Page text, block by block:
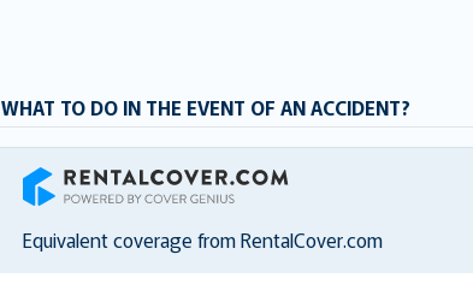
WHAT TO DO IN THE EVENT OF AN ACCIDENT?
RentalCover
Equivalent coverage from RentalCover.com